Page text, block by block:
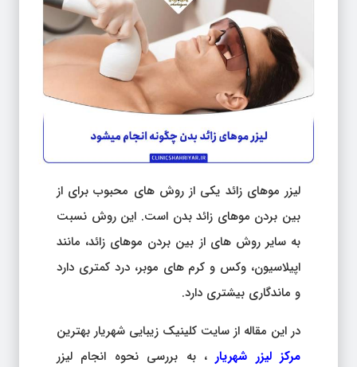
لیزر موهای زائد یکی از روش های محبوب برای از
بین بردن موهای زائد بدن است. این روش نسبت
به سایر روش های از بین بردن موهای زائد، مانند
اپیلاسیون، وکس و کرم های موبر، درد کمتری دارد
و ماندگاری بیشتری دارد.
در این مقاله از سایت کلینیک زیبایی شهریار بهترین
مرکز لیزر شهریار، به بررسی نحوه انجام لیزر